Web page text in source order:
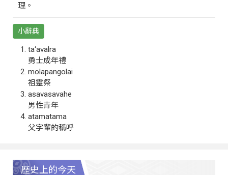
理。
小辭典
ta‘avalra
勇士成年禮
molapangolai
祖靈祭
asavasavahe
男性青年
atamatama
父字輩的稱呼
歷史上的今天